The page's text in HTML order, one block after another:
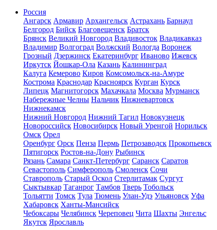
Россия
Ангарск Армавир Архангельск Астрахань Барнаул
Белгород Бийск Благовещенск Братск
Брянск Великий Новгород Владивосток Владикавказ
Владимир Волгоград Волжский Вологда Воронеж
Грозный Дзержинск Екатеринбург Иваново Ижевск
Иркутск Йошкар-Ола Казань Калининград
Калуга Кемерово Киров Комсомольск-на-Амуре
Кострома Краснодар Красноярск Курган Курск
Липецк Магнитогорск Махачкала Москва Мурманск
Набережные Челны Нальчик Нижневартовск
Нижнекамск
Нижний Новгород Нижний Тагил Новокузнецк
Новороссийск Новосибирск Новый Уренгой Норильск
Омск Орел
Оренбург Орск Пенза Пермь Петрозаводск Прокопьевск
Пятигорск Ростов-на-Дону Рыбинск
Рязань Самара Санкт-Петербург Саранск Саратов
Севастополь Симферополь Смоленск Сочи
Ставрополь Старый Оскол Стерлитамак Сургут
Сыктывкар Таганрог Тамбов Тверь Тобольск
Тольятти Томск Тула Тюмень Улан-Удэ Ульяновск Уфа
Хабаровск Ханты-Мансийск
Чебоксары Челябинск Череповец Чита Шахты Энгельс
Якутск Ярославль